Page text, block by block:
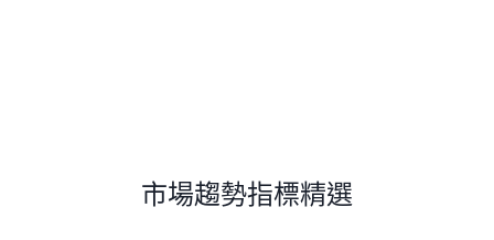
市場趨勢指標精選